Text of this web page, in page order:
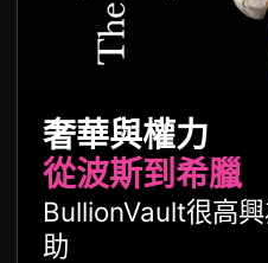
奢華與權力
從波斯到希臘
BullionVault很高
助